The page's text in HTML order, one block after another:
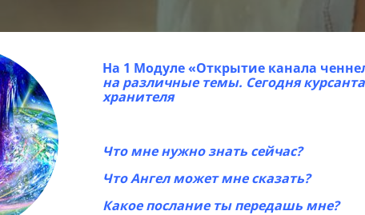
На 1 Модуле «Открытие канала
на различные темы. Сегодня
хранителя
Что мне нужно знать сейчас?
Что Ангел может мне сказать?
Какое послание ты передашь мне?